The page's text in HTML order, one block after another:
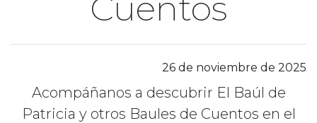
Cuentos
26 de noviembre de 2025
Acompáñanos a descubrir El Baúl de
Patricia y otros Baules de Cuentos en el